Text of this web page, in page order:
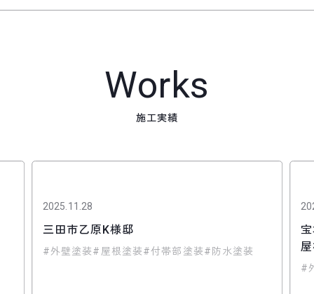
Works
施工実績
三田市乙原K様邸
外壁塗装 屋根塗装 付帯部塗装 防水塗装
2025.11.28